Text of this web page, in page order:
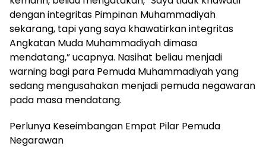
dengan integritas Pimpinan Muhammadiyah
sekarang, tapi yang saya khawatirkan integritas
Angkatan Muda Muhammadiyah dimasa
mendatang,” ucapnya. Nasihat beliau menjadi
warning bagi para Pemuda Muhammadiyah yang
sedang mengusahakan menjadi pemuda negawaran
pada masa mendatang.
Perlunya Keseimbangan Empat Pilar Pemuda
Negarawan